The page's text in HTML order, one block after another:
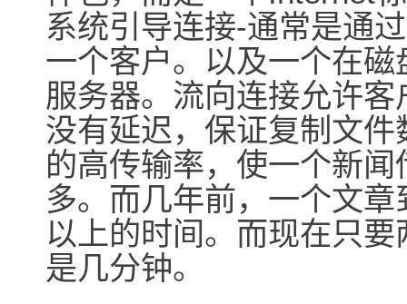
系统引导连接-通常是通
一个客户。以及一个在
服务器。流向连接允许
没有延迟，保证复制文
的高传输率，使一个新
多。而几年前，一个文
以上的时间。而现在只
是几分钟。